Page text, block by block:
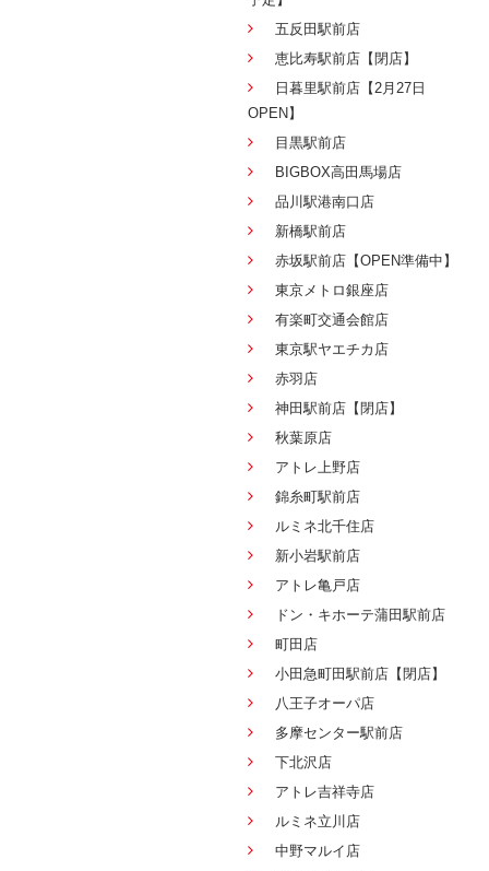
五反田駅前店
恵比寿駅前店【閉店】
日暮里駅前店【2月27日
OPEN】
目黒駅前店
BIGBOX高田馬場店
品川駅港南口店
新橋駅前店
赤坂駅前店【OPEN準備中】
東京メトロ銀座店
有楽町交通会館店
東京駅ヤエチカ店
赤羽店
神田駅前店【閉店】
秋葉原店
アトレ上野店
錦糸町駅前店
ルミネ北千住店
新小岩駅前店
アトレ亀戸店
ドン・キホーテ蒲田駅前店
町田店
小田急町田駅前店【閉店】
八王子オーパ店
多摩センター駅前店
下北沢店
アトレ吉祥寺店
ルミネ立川店
中野マルイ店